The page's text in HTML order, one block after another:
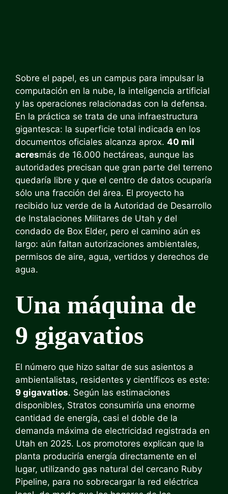
Sobre el papel, es un campus para impulsar la
computación en la nube, la inteligencia artificial
y las operaciones relacionadas con la defensa.
En la práctica se trata de una infraestructura
gigantesca: la superficie total indicada en los
documentos oficiales alcanza aprox. 40 mil
acresmás de 16.000 hectáreas, aunque las
autoridades precisan que gran parte del terreno
quedaría libre y que el centro de datos ocuparía
sólo una fracción del área. El proyecto ha
recibido luz verde de la Autoridad de Desarrollo
de Instalaciones Militares de Utah y del
condado de Box Elder, pero el camino aún es
largo: aún faltan autorizaciones ambientales,
permisos de aire, agua, vertidos y derechos de
agua.
Una máquina de
9 gigavatios
El número que hizo saltar de sus asientos a
ambientalistas, residentes y científicos es este:
9 gigavatios. Según las estimaciones
disponibles, Stratos consumiría una enorme
cantidad de energía, casi el doble de la
demanda máxima de electricidad registrada en
Utah en 2025. Los promotores explican que la
planta produciría energía directamente en el
lugar, utilizando gas natural del cercano Ruby
Pipeline, para no sobrecargar la red eléctrica